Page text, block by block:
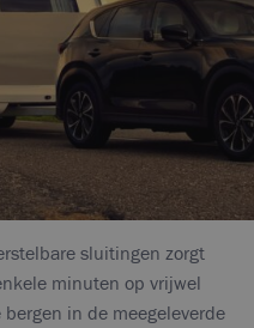
sluitingen zorgt
minuten op vrijwel
in de meegeleverde